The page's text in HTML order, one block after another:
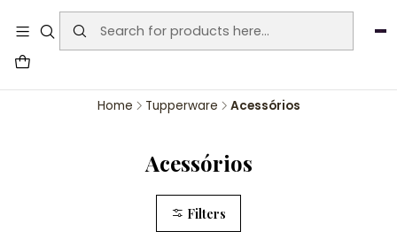
User-agent: * Allow: / Sitemap:
https://www.auraemporium.pt/sitemap.xml
Home Tupperware Acessórios
Acessórios
Filters